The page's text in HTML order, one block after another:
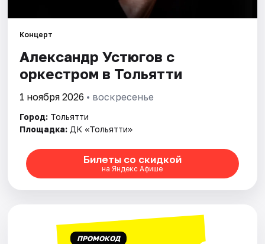
Рейтинги
Концерт
Александр Устюгов с
оркестром в Тольятти
1 ноября 2026 • воскресенье
Город: Тольятти
Площадка: ДК «Тольятти»
Билеты со скидкой
на Яндекс Афише
ПРОМОКОД